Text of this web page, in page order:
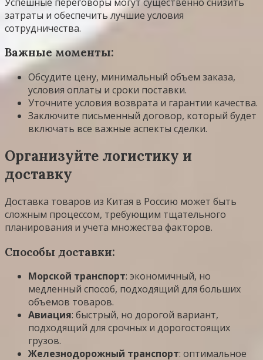
затраты и обеспечить лучшие условия
сотрудничества.
Важные моменты:
Обсудите цену, минимальный объем заказа,
условия оплаты и сроки поставки.
Уточните условия возврата и гарантии качества.
Заключите письменный договор, который будет
включать все важные аспекты сделки.
Организуйте логистику и
доставку
Доставка товаров из Китая в Россию может быть
сложным процессом, требующим тщательного
планирования и учета множества факторов.
Способы доставки:
Морской транспорт: экономичный, но
медленный способ, подходящий для больших
объемов товаров.
Авиация: быстрый, но дорогой вариант,
подходящий для срочных и дорогостоящих
грузов.
Железнодорожный транспорт: оптимальное